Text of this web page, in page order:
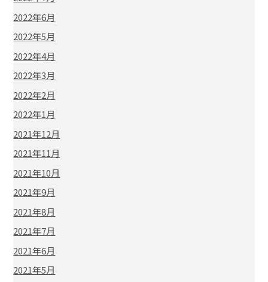
2022年6月
2022年5月
2022年4月
2022年3月
2022年2月
2022年1月
2021年12月
2021年11月
2021年10月
2021年9月
2021年8月
2021年7月
2021年6月
2021年5月